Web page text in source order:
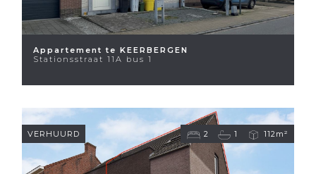
Appartement te KEERBERGEN
Stationsstraat 11A bus 1
2 1 112m²
VERHUURD